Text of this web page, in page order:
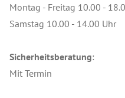
Montag - Freitag 10.00 -
Samstag 10.00 - 14.00 Uhr
Sicherheitsberatung:
Mit Termin